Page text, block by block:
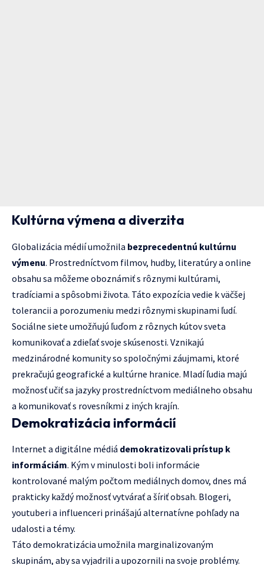
Kultúrna výmena a diverzita
Globalizácia médií umožnila bezprecedentnú kultúrnu
výmenu. Prostredníctvom filmov, hudby, literatúry a online
obsahu sa môžeme oboznámiť s rôznymi kultúrami,
tradíciami a spôsobmi života. Táto expozícia vedie k väčšej
tolerancii a porozumeniu medzi rôznymi skupinami ľudí.
Sociálne siete umožňujú ľuďom z rôznych kútov sveta
komunikovať a zdieľať svoje skúsenosti. Vznikajú
medzinárodné komunity so spoločnými záujmami, ktoré
prekračujú geografické a kultúrne hranice. Mladí ľudia majú
možnosť učiť sa jazyky prostredníctvom mediálneho obsahu
a komunikovať s rovesníkmi z iných krajín.
Demokratizácia informácií
Internet a digitálne médiá demokratizovali prístup k
informáciám. Kým v minulosti boli informácie
kontrolované malým počtom mediálnych domov, dnes má
prakticky každý možnosť vytvárať a šíriť obsah. Blogeri,
youtuberi a influenceri prinášajú alternatívne pohľady na
udalosti a témy.
Táto demokratizácia umožnila marginalizovaným
skupinám, aby sa vyjadrili a upozornili na svoje problémy.